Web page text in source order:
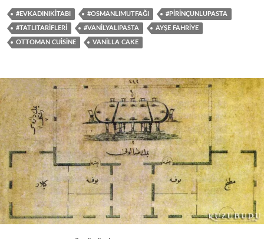
#EVKADINIKITABI #OSMANLIMUTFAĞI #PIRINÇUNLUPASTA
#TATLITARIFLERI #VANILYALIPASTA AYŞE FAHRIYE
OTTOMAN CUISINE VANILLA CAKE